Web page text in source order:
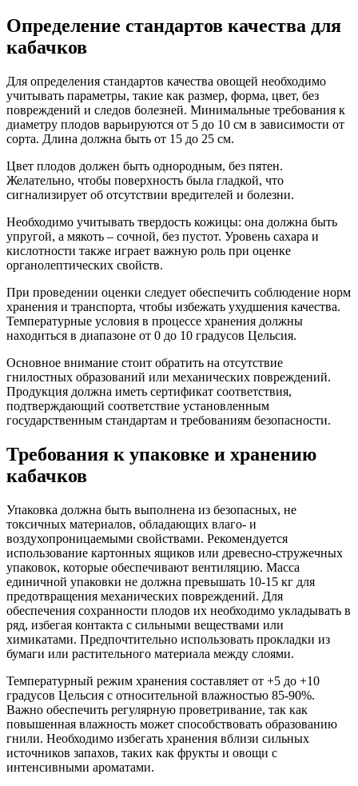
Определение стандартов качества для
кабачков
Для определения стандартов качества овощей необходимо
учитывать параметры, такие как размер, форма, цвет, без
повреждений и следов болезней. Минимальные требования к
диаметру плодов варьируются от 5 до 10 см в зависимости от
сорта. Длина должна быть от 15 до 25 см.
Цвет плодов должен быть однородным, без пятен.
Желательно, чтобы поверхность была гладкой, что
сигнализирует об отсутствии вредителей и болезни.
Необходимо учитывать твердость кожицы: она должна быть
упругой, а мякоть – сочной, без пустот. Уровень сахара и
кислотности также играет важную роль при оценке
органолептических свойств.
При проведении оценки следует обеспечить соблюдение норм
хранения и транспорта, чтобы избежать ухудшения качества.
Температурные условия в процессе хранения должны
находиться в диапазоне от 0 до 10 градусов Цельсия.
Основное внимание стоит обратить на отсутствие
гнилостных образований или механических повреждений.
Продукция должна иметь сертификат соответствия,
подтверждающий соответствие установленным
государственным стандартам и требованиям безопасности.
Требования к упаковке и хранению
кабачков
Упаковка должна быть выполнена из безопасных, не
токсичных материалов, обладающих влаго- и
воздухопроницаемыми свойствами. Рекомендуется
использование картонных ящиков или древесно-стружечных
упаковок, которые обеспечивают вентиляцию. Масса
единичной упаковки не должна превышать 10-15 кг для
предотвращения механических повреждений. Для
обеспечения сохранности плодов их необходимо укладывать в
ряд, избегая контакта с сильными веществами или
химикатами. Предпочтительно использовать прокладки из
бумаги или растительного материала между слоями.
Температурный режим хранения составляет от +5 до +10
градусов Цельсия с относительной влажностью 85-90%.
Важно обеспечить регулярную проветривание, так как
повышенная влажность может способствовать образованию
гнили. Необходимо избегать хранения вблизи сильных
источников запахов, таких как фрукты и овощи с
интенсивными ароматами.